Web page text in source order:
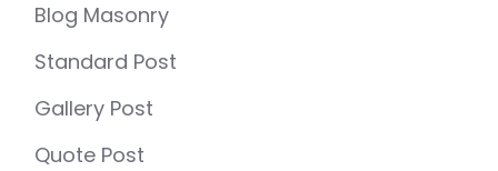
Blog Masonry
Standard Post
Gallery Post
Quote Post